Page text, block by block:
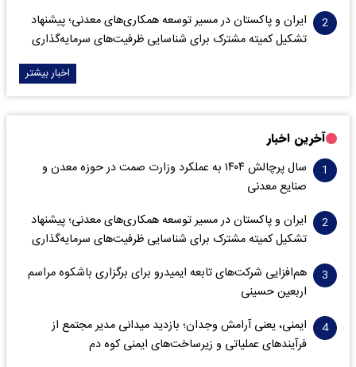
ایران و پاکستان در مسیر توسعه همکاری‌های معدنی؛ پیشنهاد
تشکیل کمیته مشترک برای شناسایی ظرفیت‌های سرمایه‌گذاری
اخبار بیشتر
آخرین اخبار
سال پرچالش ۱۴۰۴ به عملکرد وزارت صمت در حوزه معدن و
صنایع معدنی
ایران و پاکستان در مسیر توسعه همکاری‌های معدنی؛ پیشنهاد
تشکیل کمیته مشترک برای شناسایی ظرفیت‌های سرمایه‌گذاری
هم‌افزایی شرکت‌های تابعه ایمیدرو برای برگزاری باشکوه مراسم
اربعین حسینی
ایمنی، یعنی آرامش وجدان؛ بازدید میدانی مدیر مجتمع از
فرآیندهای عملیاتی و زیرساخت‌های ایمنی کوه دم